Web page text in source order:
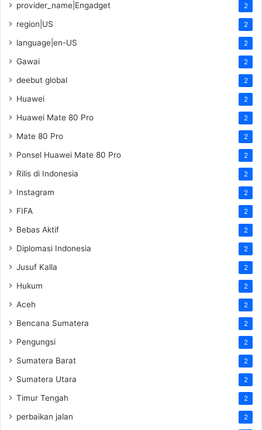
provider_name|Engadget 2
region|US 2
language|en-US 2
Gawai 2
deebut global 2
Huawei 2
Huawei Mate 80 Pro 2
Mate 80 Pro 2
Ponsel Huawei Mate 80 Pro 2
Rilis di Indonesia 2
Instagram 2
FIFA 2
Bebas Aktif 2
Diplomasi Indonesia 2
Jusuf Kalla 2
Hukum 2
Aceh 2
Bencana Sumatera 2
Pengungsi 2
Sumatera Barat 2
Sumatera Utara 2
Timur Tengah 2
perbaikan jalan 2